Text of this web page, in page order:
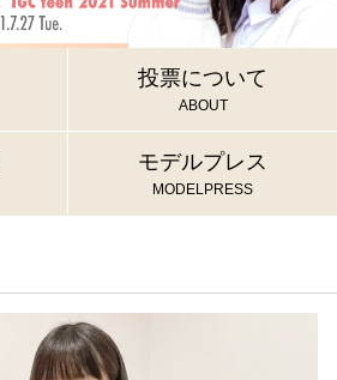
投票について
ABOUT
モデルプレス
MODELPRESS